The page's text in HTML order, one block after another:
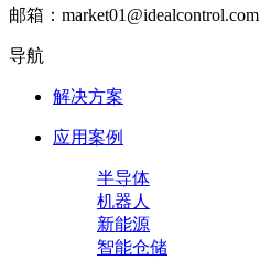
邮箱：market01@idealcontrol.com
导航
解决方案
应用案例
半导体
机器人
新能源
智能仓储